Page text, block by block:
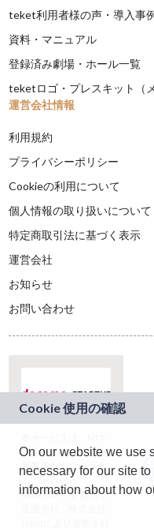
teket利用者様の声・導入事
資料・マニュアル
登録済み劇場・ホール一覧
teketロゴ・プレスキット（
運営会社情報
利用規約
プライバシーポリシー
Cookieの利用について
個人情報の取り扱いについて
特定商取引法に基づく表示
運営会社
お知らせ
お問い合わせ
ドコモグループの新
規事業創出プログラ
ム「docomo
STARTUP」を通じて
On our website we use
necessary for our site
information about how